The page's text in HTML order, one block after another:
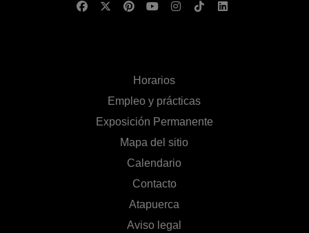
Horarios
Empleo y prácticas
Exposición Permanente
Mapa del sitio
Calendario
Contacto
Atapuerca
Aviso legal